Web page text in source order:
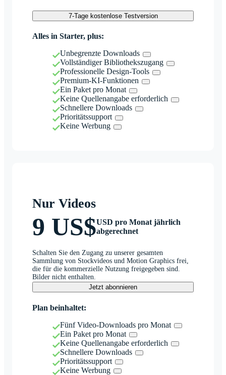
7-Tage kostenlose Testversion
Alles in Starter, plus:
Unbegrenzte Downloads
Vollständiger Bibliothekszugang
Professionelle Design-Tools
Premium-KI-Funktionen
Ein Paket pro Monat
Keine Quellenangabe erforderlich
Schnellere Downloads
Prioritätssupport
Keine Werbung
Nur Videos
9 US$USD pro Monat jährlich
abgerechnet
Schalten Sie den Zugang zu unserer gesamten
Sammlung von Stockvideos und Motion Graphics frei,
die für die kommerzielle Nutzung freigegeben sind.
Bilder nicht enthalten.
Jetzt abonnieren
Plan beinhaltet:
Fünf Video-Downloads pro Monat
Ein Paket pro Monat
Keine Quellenangabe erforderlich
Schnellere Downloads
Prioritätssupport
Keine Werbung